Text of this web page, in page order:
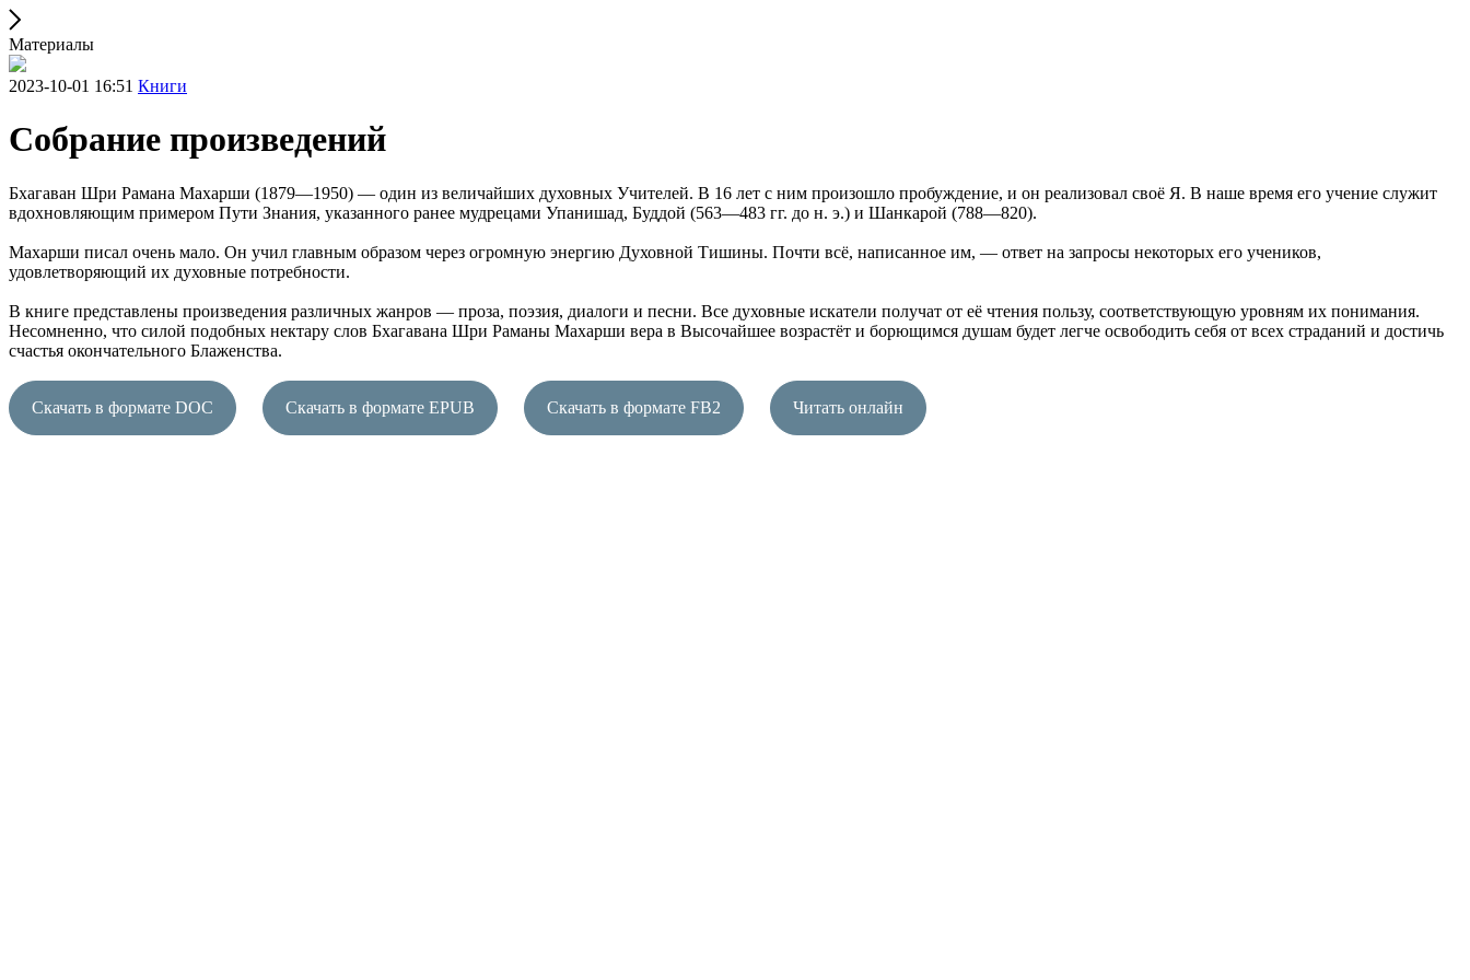
Материалы
2023-10-01 16:51 Книги
Собрание произведений
Бхагаван Шри Рамана Махарши (1879—1950) — один из величайших духовных Учителей. В 16 лет с ним произошло пробуждение, и он реализовал своё Я. В наше время его учение служит
вдохновляющим примером Пути Знания, указанного ранее мудрецами Упанишад, Буддой (563—483 гг. до н. э.) и Шанкарой (788—820).
Махарши писал очень мало. Он учил главным образом через огромную энергию Духовной Тишины. Почти всё, написанное им, — ответ на запросы некоторых его учеников,
удовлетворяющий их духовные потребности.
В книге представлены произведения различных жанров — проза, поэзия, диалоги и песни. Все духовные искатели получат от её чтения пользу, соответствующую уровням их понимания.
Несомненно, что силой подобных нектару слов Бхагавана Шри Раманы Махарши вера в Высочайшее возрастёт и борющимся душам будет легче освободить себя от всех страданий и достичь
счастья окончательного Блаженства.
Скачать в формате DOC Скачать в формате EPUB Скачать в формате FB2 Читать онлайн